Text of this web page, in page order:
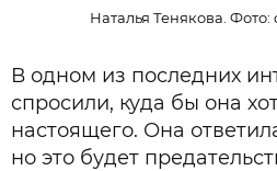
Наталья Тенякова.
В одном из последних
спросили, куда бы она
настоящего. Она
но это будет